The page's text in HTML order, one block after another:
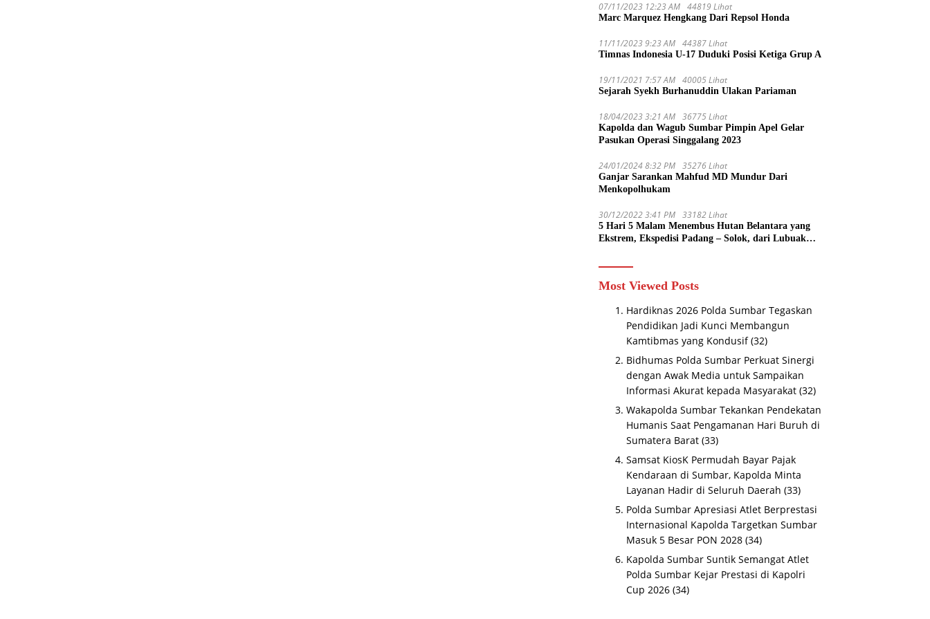
07/11/2023 12:23 AM 44819 Lihat
Marc Marquez Hengkang Dari Repsol Honda
11/11/2023 9:23 AM 44387 Lihat
Timnas Indonesia U-17 Duduki Posisi Ketiga Grup A
19/11/2021 7:57 AM 40005 Lihat
Sejarah Syekh Burhanuddin Ulakan Pariaman
18/04/2023 3:21 AM 36775 Lihat
Kapolda dan Wagub Sumbar Pimpin Apel Gelar
Pasukan Operasi Singgalang 2023
24/01/2024 8:32 PM 35276 Lihat
Ganjar Sarankan Mahfud MD Mundur Dari
Menkopolhukam
30/12/2022 3:41 PM 33182 Lihat
5 Hari 5 Malam Menembus Hutan Belantara yang
Ekstrem, Ekspedisi Padang – Solok, dari Lubuak
Most Viewed Posts
Hardiknas 2026 Polda Sumbar Tegaskan
Pendidikan Jadi Kunci Membangun
Kamtibmas yang Kondusif (32)
Bidhumas Polda Sumbar Perkuat Sinergi
dengan Awak Media untuk Sampaikan
Informasi Akurat kepada Masyarakat (32)
Wakapolda Sumbar Tekankan Pendekatan
Humanis Saat Pengamanan Hari Buruh di
Sumatera Barat (33)
Samsat KiosK Permudah Bayar Pajak
Kendaraan di Sumbar, Kapolda Minta
Layanan Hadir di Seluruh Daerah (33)
Polda Sumbar Apresiasi Atlet Berprestasi
Internasional Kapolda Targetkan Sumbar
Masuk 5 Besar PON 2028 (34)
Kapolda Sumbar Suntik Semangat Atlet
Polda Sumbar Kejar Prestasi di Kapolri
Cup 2026 (34)